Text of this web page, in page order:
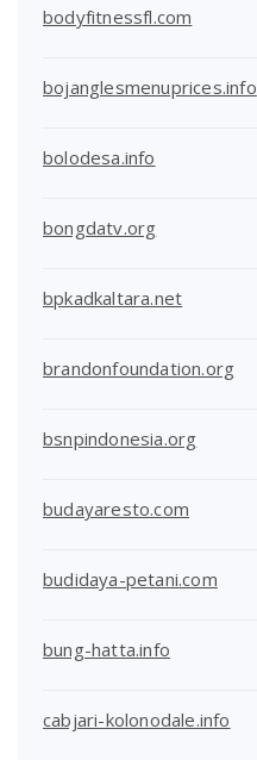
bodyfitnessfl.com
bojanglesmenuprices.info
bolodesa.info
bongdatv.org
bpkadkaltara.net
brandonfoundation.org
bsnpindonesia.org
budayaresto.com
budidaya-petani.com
bung-hatta.info
cabjari-kolonodale.info